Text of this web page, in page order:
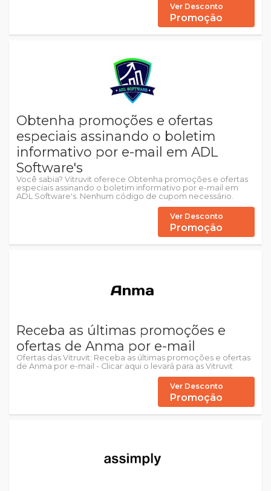
Ver Desconto
Promoção
Obtenha promoções e ofertas
especiais assinando o boletim
informativo por e-mail em ADL
Software's
Você sabia? Vitruvit oferece Obtenha promoções e ofertas
especiais assinando o boletim informativo por e-mail em
ADL Software's. Nenhum código de cupom necessário.
Ver Desconto
Promoção
Receba as últimas promoções e
ofertas de Anma por e-mail
Ofertas das Vitruvit: Receba as últimas promoções e ofertas
de Anma por e-mail - Clicar aqui o levará para as Vitruvit
Ver Desconto
Promoção